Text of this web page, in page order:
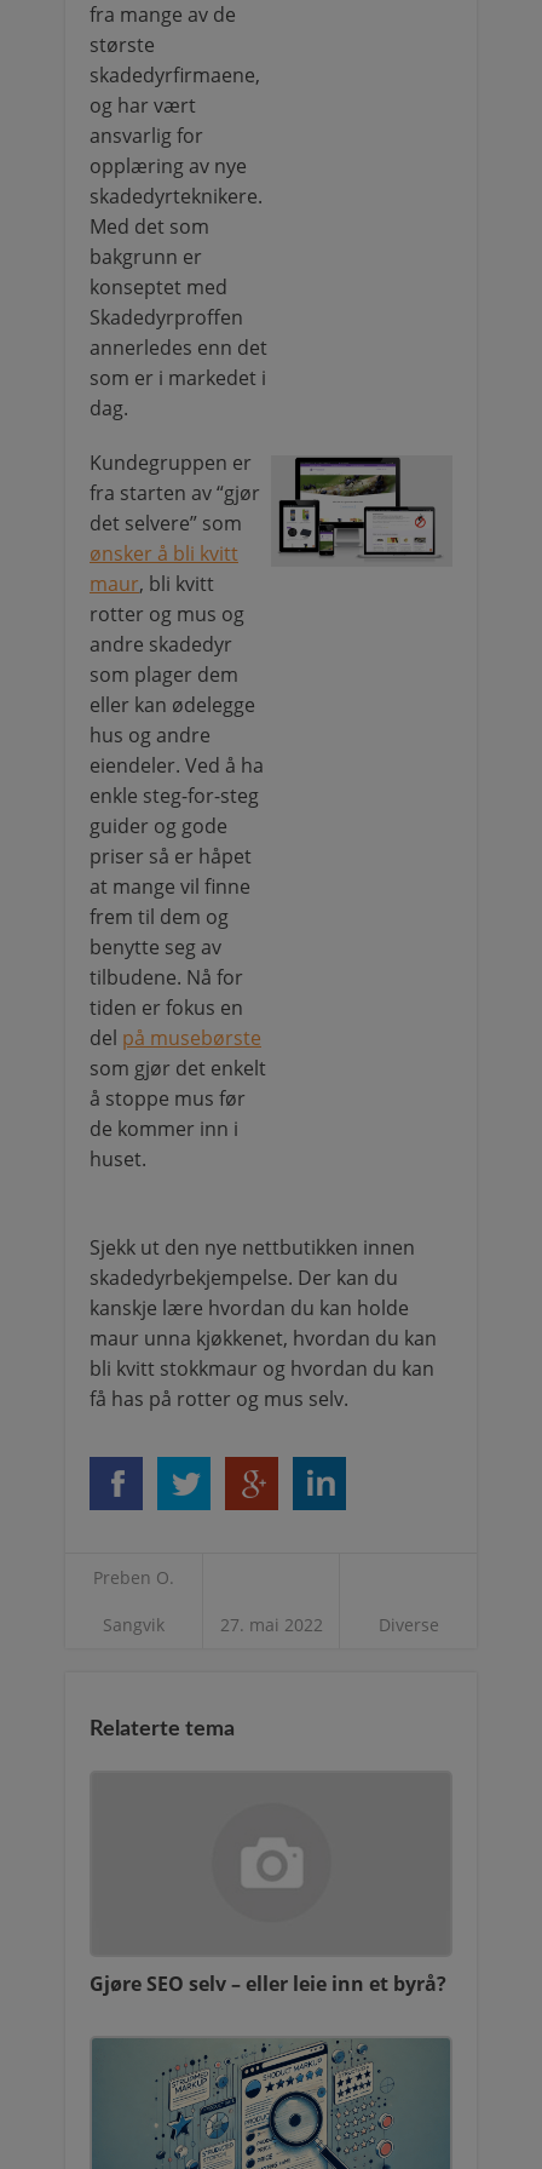
fra mange av de
største
skadedyrfirmaene,
og har vært
ansvarlig for
opplæring av nye
skadedyrteknikere.
Med det som
bakgrunn er
konseptet med
Skadedyrproffen
annerledes enn det
som er i markedet i
dag.
Kundegruppen er
fra starten av “gjør
det selvere” som
ønsker å bli kvitt
maur, bli kvitt
rotter og mus og
andre skadedyr
som plager dem
eller kan ødelegge
hus og andre
eiendeler. Ved å ha
enkle steg-for-steg
guider og gode
priser så er håpet
at mange vil finne
frem til dem og
benytte seg av
tilbudene. Nå for
tiden er fokus en
del på musebørste
som gjør det enkelt
å stoppe mus før
de kommer inn i
huset.
Sjekk ut den nye nettbutikken innen
skadedyrbekjempelse. Der kan du
kanskje lære hvordan du kan holde
maur unna kjøkkenet, hvordan du kan
bli kvitt stokkmaur og hvordan du kan
få has på rotter og mus selv.
Preben O.
Sangvik 27. mai 2022 Diverse
Relaterte tema
Gjøre SEO selv – eller leie inn et byrå?